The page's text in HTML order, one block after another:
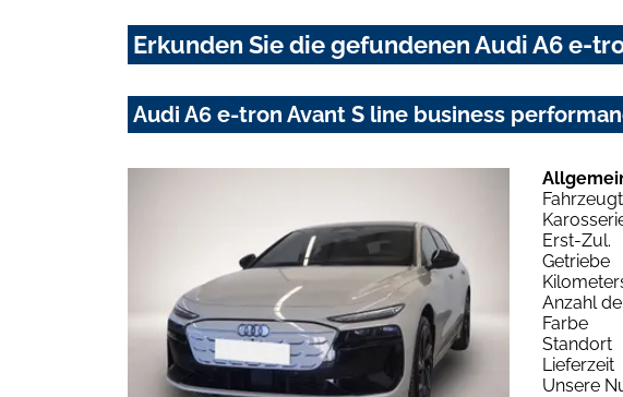
Erkunden Sie die gefundenen Audi A6 e-
Audi A6 e-tron Avant S line business
Erst-Zul.
Getriebe
Anzahl
Farbe
Standort
Lieferzeit
Unsere